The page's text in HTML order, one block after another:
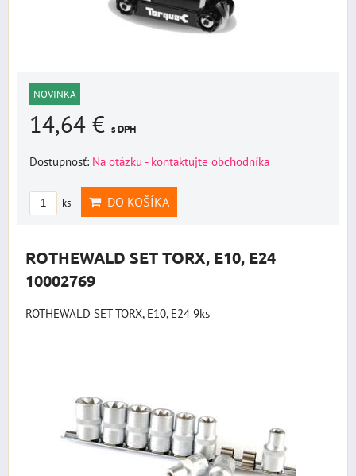
NOVINKA
14,64 € s DPH
Dostupnosť: Na otázku - kontaktujte obchodníka
ks DO KOŠÍKA
ROTHEWALD SET TORX, E10, E24
10002769
ROTHEWALD SET TORX, E10, E24 9ks